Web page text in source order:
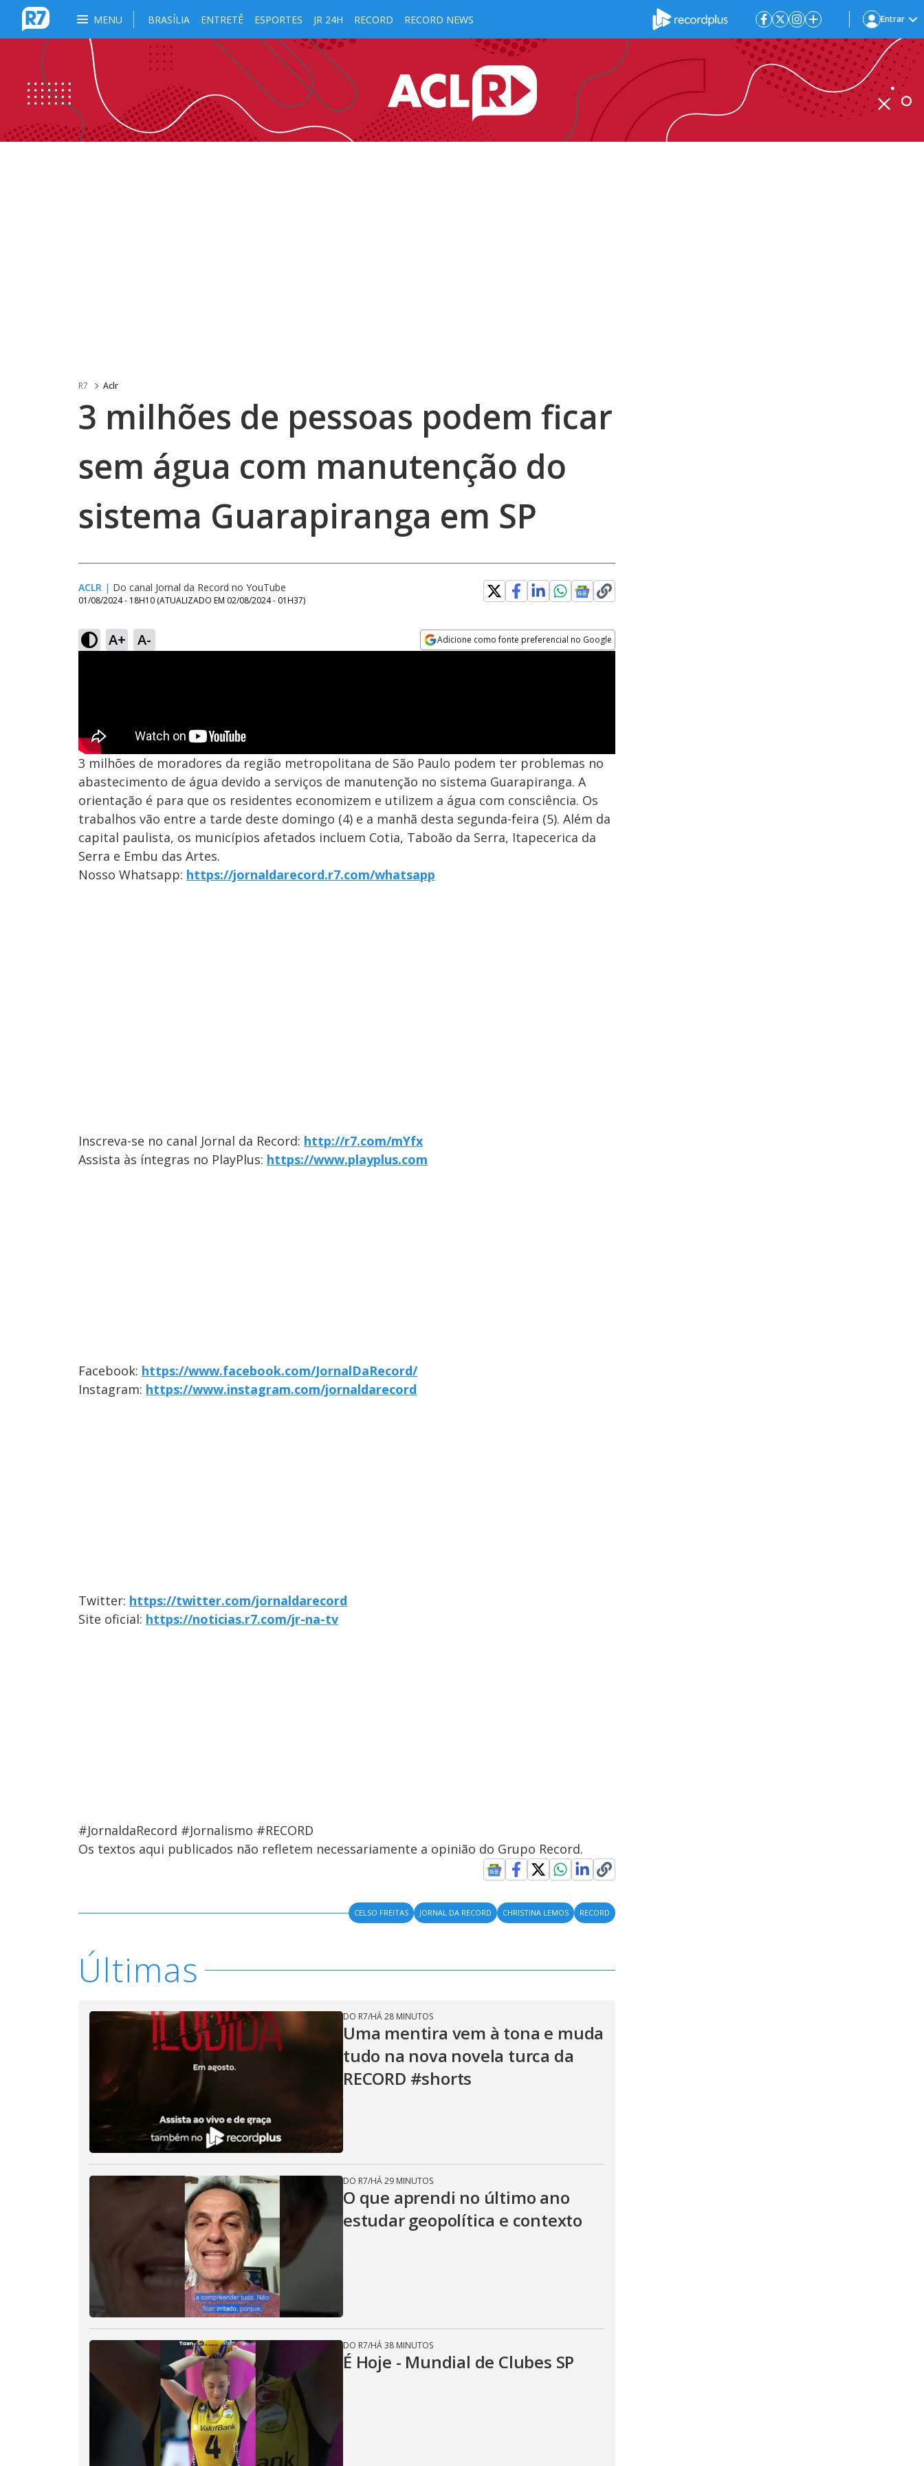
MENU BRASÍLIA ENTRETÊ ESPORTES JR 24H RECORD RECORD NEWS Entrar
R7 Aclr
3 milhões de pessoas podem ficar
sem água com manutenção do
sistema Guarapiranga em SP
ACLR | Do canal Jornal da Record no YouTube
01/08/2024 - 18H10 (ATUALIZADO EM 02/08/2024 - 01H37)
A+ A- Adicione como fonte preferencial no Google
3 milhões de moradores da região metropolitana de São Paulo podem ter problemas no
abastecimento de água devido a serviços de manutenção no sistema Guarapiranga. A
orientação é para que os residentes economizem e utilizem a água com consciência. Os
trabalhos vão entre a tarde deste domingo (4) e a manhã desta segunda-feira (5). Além da
capital paulista, os municípios afetados incluem Cotia, Taboão da Serra, Itapecerica da
Serra e Embu das Artes.
Nosso Whatsapp: https://jornaldarecord.r7.com/whatsapp
Inscreva-se no canal Jornal da Record: http://r7.com/mYfx
Assista às íntegras no PlayPlus: https://www.playplus.com
Facebook: https://www.facebook.com/JornalDaRecord/
Instagram: https://www.instagram.com/jornaldarecord
Twitter: https://twitter.com/jornaldarecord
Site oficial: https://noticias.r7.com/jr-na-tv
#JornaldaRecord #Jornalismo #RECORD
Os textos aqui publicados não refletem necessariamente a opinião do Grupo Record.
CELSO FREITAS JORNAL DA RECORD CHRISTINA LEMOS RECORD
Últimas
DO R7/HÁ 28 MINUTOS
Uma mentira vem à tona e muda
tudo na nova novela turca da
RECORD #shorts
DO R7/HÁ 29 MINUTOS
O que aprendi no último ano
estudar geopolítica e contexto
DO R7/HÁ 38 MINUTOS
É Hoje - Mundial de Clubes SP